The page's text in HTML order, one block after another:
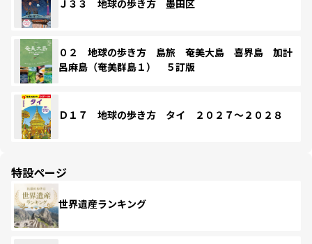
Ｊ３３ 地球の歩き方 墨田区
０２ 地球の歩き方 島旅 奄美大島 喜界島 加計
呂麻島（奄美群島１） ５訂版
Ｄ１７ 地球の歩き方 タイ ２０２７～２０２８
特設ページ
世界遺産ランキング